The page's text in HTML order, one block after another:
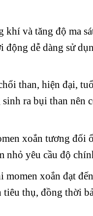
khí và tăng độ ma
dễ dàng sử
than, hiện đại,
ra bụi than nên
xoắn tương đối
nhỏ yêu cầu độ
xoắn đạt
thụ, đồng thời